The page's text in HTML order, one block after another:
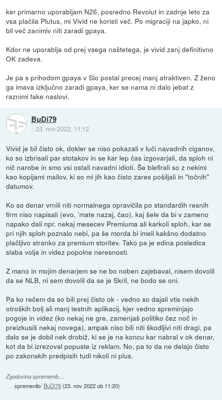
ker primarno uporabljam N26, posredno Revolut in zadnje leto za
vsa plačila Plutus, mi Vivid ne koristi več. Po migraciji na japko, ni
bil več zanimiv niti zaradi gpaya.
Kdor ne uporablja od prej vsega naštetega, je vivid zanj definitivno
OK zadeva.
Je pa s prihodom gpaya v Slo postal precej manj atraktiven. Z ženo
ga imava izključno zaradi gpaya, ker se nama ni dalo jebat z
raznimi fake naslovi.
BuDi79
::23. nov 2022, 11:12
Vivid je bil čisto ok, dokler se niso pokazali v luči navadnih ciganov,
ko so izbrisali par stotakov in se kar lep čas izgovarjali, da sploh ni
nič narobe in smo vsi ostali navadni idioti. Še blefirali so z nekimi
kao kopijami mailov, ki so mi jih kao čisto zares pošiljali in "točnih"
datumov.
Ko so denar vrnili niti normalnega opravičila po standardih resnih
firm niso napisali (evo, 'mate nazaj, čao), kaj šele da bi v zameno
napako dali npr. nekaj mesecev Premiuma ali karkoli sploh, kar se
pri njih sploh poznalo nebi, pa še morda bi imeli kakšno dodatno
plačljivo stranko za premium storitev. Tako pa je edina posledica
slaba volja in videz popolne neresnosti.
Z mano in mojim denarjem se ne bo noben zajebaval, nisem dovolil
da se NLB, ni sem dovolil da se je Skril, ne bodo se oni.
Pa ko rečem da so bili prej čisto ok - vedno so dajali vtis nekih
otroških bolj ali manj testnih aplikacij, kjer vedno spreminjajo
pogoje in videz (ko nekaj ne gre, zamenjaš politiko čez noč in
preizkusiš nekaj novega), ampak niso bili niti škodljivi niti dragi, pa
dalo se je dobil nek drobiž, ki se je na koncu kar nabral v ok denar,
kot da bi izrezoval popuste iz reklam. No, pa to da ne delajo čisto
po zakonskih predpisih tudi nikoli ni plus.
Zgodovina sprememb…
spremenilo: BuDi79(23. nov 2022 ob 11:20)